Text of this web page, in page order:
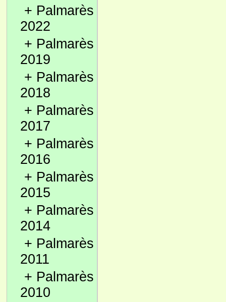
+ Palmarès
2022
+ Palmarès
2019
+ Palmarès
2018
+ Palmarès
2017
+ Palmarès
2016
+ Palmarès
2015
+ Palmarès
2014
+ Palmarès
2011
+ Palmarès
2010